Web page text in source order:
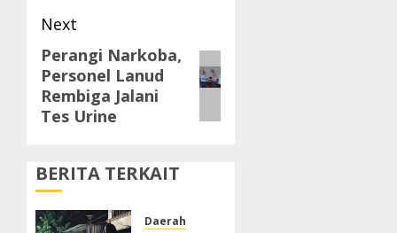
Next
Next
post:
Perangi Narkoba,
Personel Lanud
Rembiga Jalani
Tes Urine
BERITA TERKAIT
Daerah